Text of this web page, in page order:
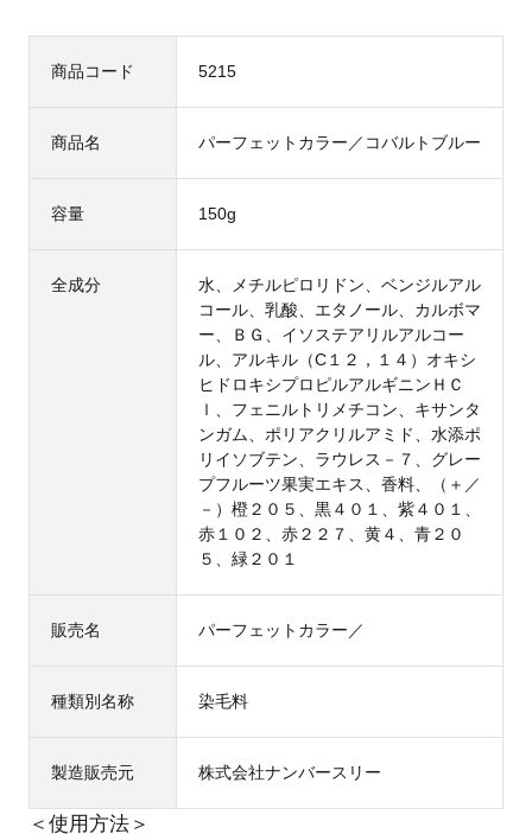
商品コード 5215
商品名 パーフェットカラー／コバルトブルー
容量 150g
全成分
水、メチルピロリドン、ベンジルアル
コール、乳酸、エタノール、カルボマ
ー、ＢＧ、イソステアリルアルコー
ル、アルキル（C１２，１４）オキシ
ヒドロキシプロピルアルギニンＨＣ
ｌ、フェニルトリメチコン、キサンタ
ンガム、ポリアクリルアミド、水添ポ
リイソブテン、ラウレス－７、グレー
プフルーツ果実エキス、香料、（＋／
－）橙２０５、黒４０１、紫４０１、
赤１０２、赤２２７、黄４、青２０
５、緑２０１
販売名 パーフェットカラー／
種類別名称 染毛料
製造販売元 株式会社ナンバースリー
＜使用方法＞